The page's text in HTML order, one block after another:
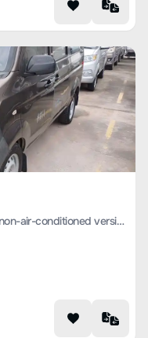
Little Sea Lion X30 2021 1.5L standard non-air-conditioned version of the passenger car country VI SWC15M